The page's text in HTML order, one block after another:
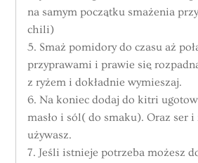
na samym początku smażenia
chili)
5. Smaż pomidory do czasu aż
przyprawami i prawie się
z ryżem i dokładnie wymieszaj.
6. Na koniec dodaj do kitri
masło i sól( do smaku). Oraz ser i
używasz.
7. Jeśli istnieje potrzeba możesz